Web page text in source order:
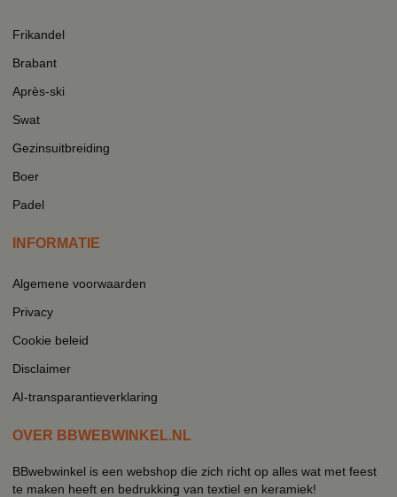
Frikandel
Brabant
Après-ski
Swat
Gezinsuitbreiding
Boer
Padel
INFORMATIE
Algemene voorwaarden
Privacy
Cookie beleid
Disclaimer
AI-transparantieverklaring
OVER BBWEBWINKEL.NL
BBwebwinkel is een webshop die zich richt op alles wat met feest
te maken heeft en bedrukking van textiel en keramiek!